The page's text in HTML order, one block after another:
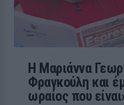
Η Μαριάννα
Φραγκούλη και
ωραίος που